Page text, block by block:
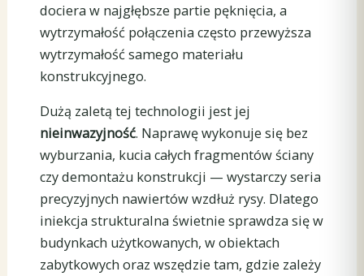
dociera w najgłębsze partie pęknięcia, a
wytrzymałość połączenia często przewyższa
wytrzymałość samego materiału
konstrukcyjnego.
Dużą zaletą tej technologii jest jej
nieinwazyjność. Naprawę wykonuje się bez
wyburzania, kucia całych fragmentów ściany
czy demontażu konstrukcji — wystarczy seria
precyzyjnych nawiertów wzdłuż rysy. Dlatego
iniekcja strukturalna świetnie sprawdza się w
budynkach użytkowanych, w obiektach
zabytkowych oraz wszędzie tam, gdzie zależy